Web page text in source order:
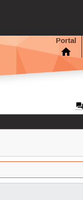
Portal